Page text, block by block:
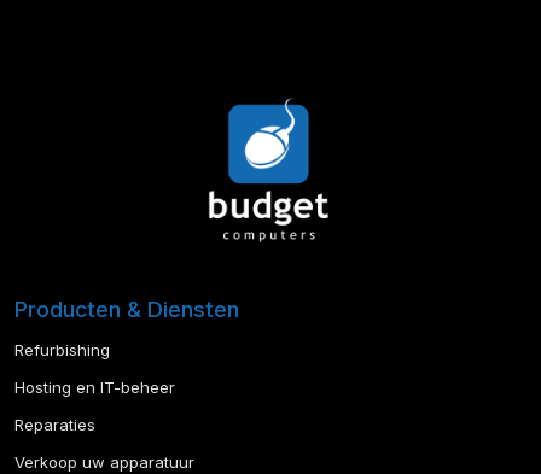
Producten & Diensten
Refurbishing
Hosting en IT-beheer
Reparaties
Verkoop uw apparatuur